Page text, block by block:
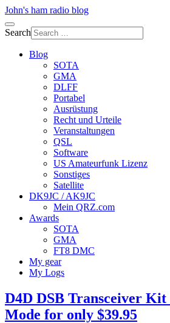
John's ham radio blog
Search
Blog
SOTA
GMA
DLFF
Portabel
Ausrüstung
Recht und Urteile
Veranstaltungen
QSL
Software
US Amateurfunk Lizenz
Sonstiges
Satellite
DK9JC / AK9JC
Mein QRZ.com
Awards
SOTA
GMA
FT8 DMC
My gear
My Logs
D4D DSB Transceiver
Mode for only $39.95